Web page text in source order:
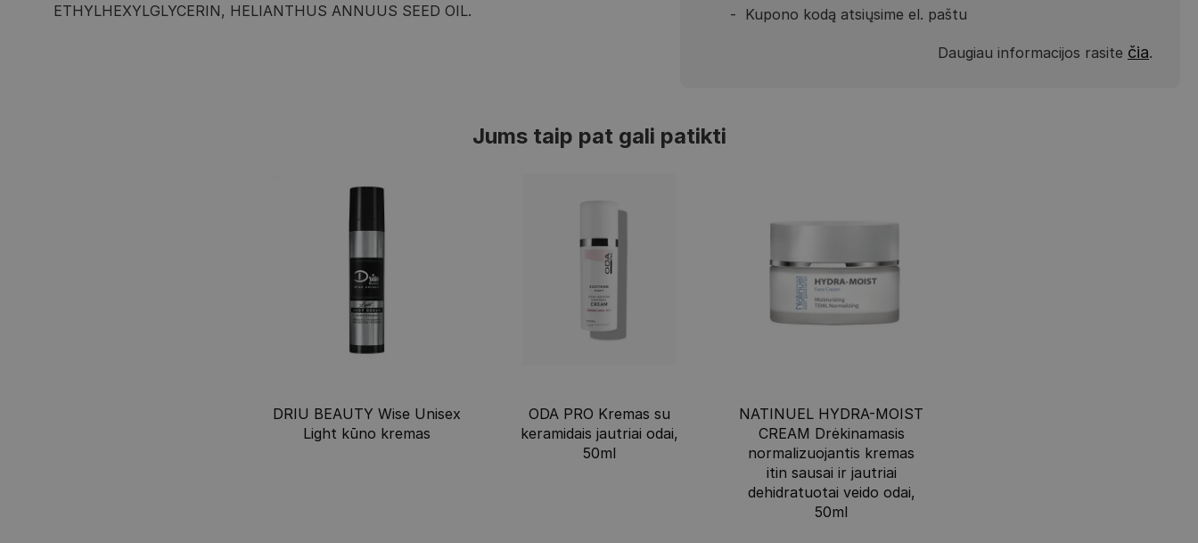
Kupono kodą atsiųsime el. paštu
Daugiau informacijos rasite čia.
ETHYLHEXYLGLYCERIN, HELIANTHUS ANNUUS SEED OIL.
Jums taip pat gali patikti
DRIU BEAUTY Wise Unisex
Light kūno kremas
ODA PRO Kremas su
keramidais jautriai odai,
50ml
NATINUEL HYDRA-MOIST
CREAM Drėkinamasis
normalizuojantis kremas
itin sausai ir jautriai
dehidratuotai veido odai,
50ml